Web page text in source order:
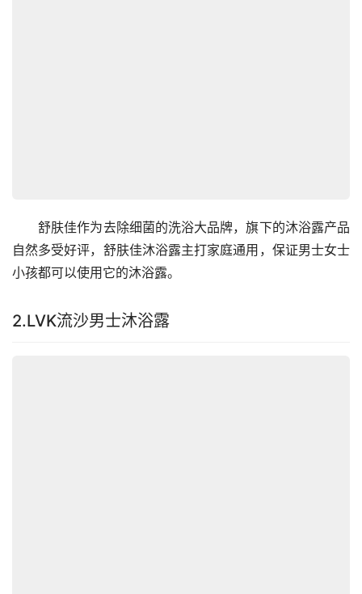
舒肤佳作为去除细菌的洗浴大品牌，旗下的沐浴露产品
自然多受好评，舒肤佳沐浴露主打家庭通用，保证男士女士
小孩都可以使用它的沐浴露。
2.LVK流沙男士沐浴露